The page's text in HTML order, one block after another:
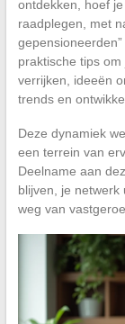
ontdekken, hoef
raadplegen, met
praktische tips
verrijken, ideeën
trends en
Deze dynamiek
een terrein van
Deelname aan
blijven, je
weg van